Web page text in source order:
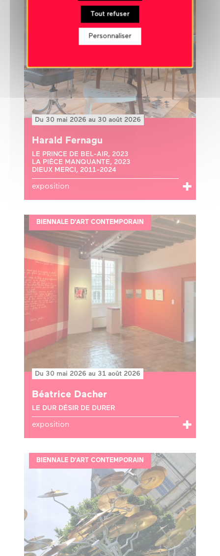
Du 30 mai 2026 au 30 août 2026
Harald Fernagu
LE PRINCE DE BEL-AIR, 2023
LA PIÈCE MANQUANTE, 2023
DIEUX MERCI, 2011-2024
exposition
BIENNALE D'ART CONTEMPORAIN
Du 30 mai 2026 au 31 août 2026
Béatrice Dacher
LE DUR DÉSIR DE DURER
exposition
BIENNALE D'ART CONTEMPORAIN
Tout refuser
Personnaliser